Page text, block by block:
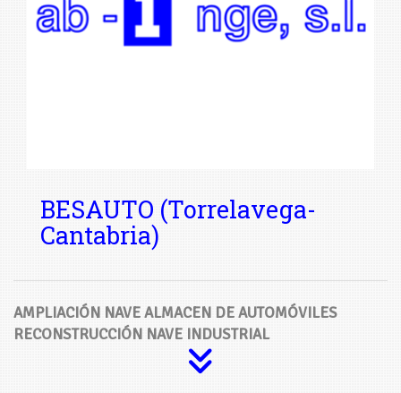
BESAUTO (Torrelavega-
Cantabria)
AMPLIACIÓN NAVE ALMACEN DE AUTOMÓVILES
RECONSTRUCCIÓN NAVE INDUSTRIAL